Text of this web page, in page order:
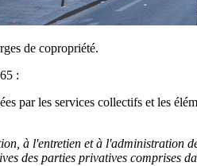
de copropriété.
:
par les services collectifs et les
à l'entretien et à
des parties privatives comprises